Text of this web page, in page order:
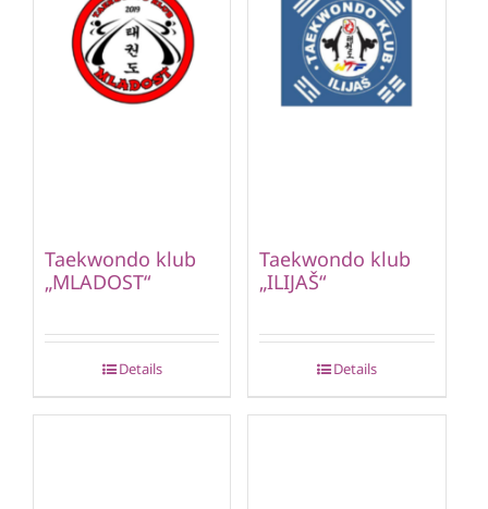
Taekwondo klub
„MLADOST“
Details
Taekwondo klub
„ILIJAŠ“
Details